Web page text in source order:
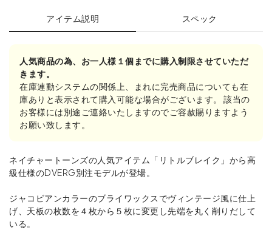
アイテム説明 スペック
人気商品の為、お一人様１個までに購入制限させていただ
きます。
在庫連動システムの関係上、まれに完売商品についても在
庫ありと表示されて購入可能な場合がございます。 該当の
お客様には別途ご連絡いたしますのでご容赦賜りますよう
お願い致します。
ネイチャートーンズの人気アイテム「リトルブレイク」から高
級仕様のDVERG別注モデルが登場。
ジャコビアンカラーのブライワックスでヴィンテージ風に仕上
げ、天板の枚数を４枚から５枚に変更し先端を丸く削りだして
いる。